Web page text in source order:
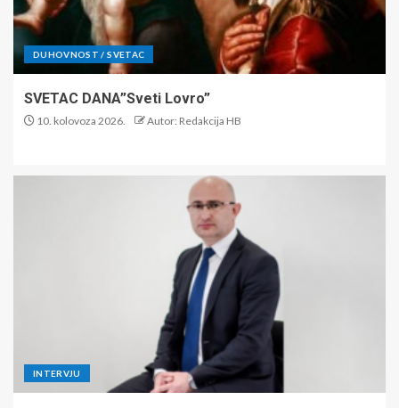
DUHOVNOST / SVETAC
SVETAC DANA”Sveti Lovro”
10. kolovoza 2026. Autor: Redakcija HB
INTERVJU